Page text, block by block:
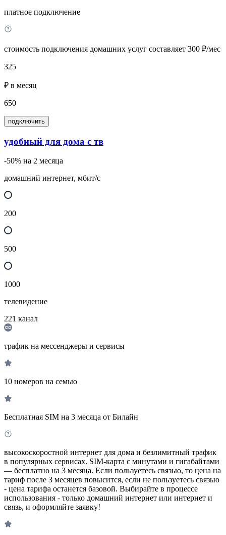
платное подключение
стоимость подключения домашних услуг составляет 300 ₽/мес
325
₽ в месяц
650
подключить
удобный для дома с тв
-50% на 2 месяца
домашний интернет, мбит/с
200
500
1000
телевидение
221 канал
трафик на мессенджеры и сервисы
10 номеров на семью
Бесплатная SIM на 3 месяца от Билайн
высокоскоростной интернет для дома и безлимитный трафик
в популярных сервисах. SIM-карта с минутами и гигабайтами
— бесплатно на 3 месяца. Если пользуетесь связью, то цена на
тариф после 3 месяцев повысится, если не пользуетесь связью
- цена тарифа останется базовой. Выбирайте в процессе
использования - только домашний интернет или интернет и
связь, и оформляйте заявку!